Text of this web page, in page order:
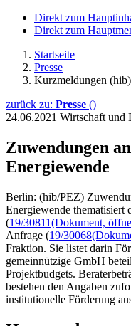
Direkt zum
Direkt zum
Startseite
Presse
Kurzmeldungen (hib)
zurück zu: Presse ()
24.06.2021 Wirtschaft
Zuwendungen
Energiewende
Berlin: (hib/PEZ)
Energiewende
(19/30811(Dokument,
Anfrage (19/30068
Fraktion. Sie listet darin
gemeinnützige GmbH
Projektbudgets.
bestehen den Angaben
institutionelle Förderung